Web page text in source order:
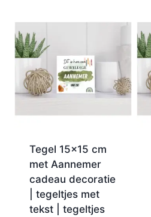
Tegel 15×15 cm
met Aannemer
cadeau decoratie
| tegeltjes met
tekst | tegeltjes